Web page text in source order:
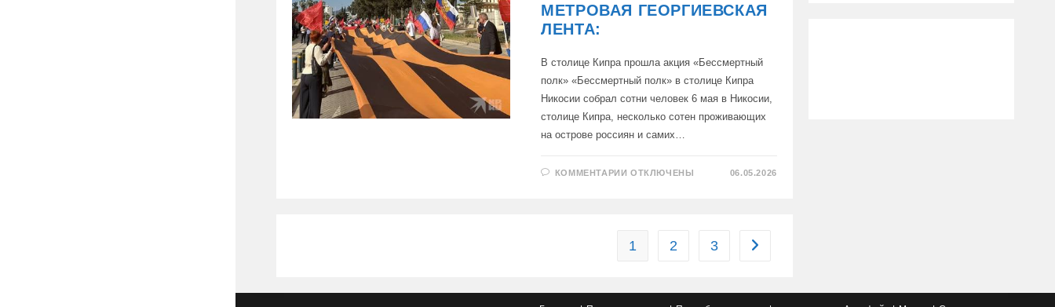
МЕТРОВАЯ ГЕОРГИЕВСКАЯ
ЛЕНТА:
В столице Кипра прошла акция «Бессмертный
полк» «Бессмертный полк» в столице Кипра
Никосии собрал сотни человек 6 мая в Никосии,
столице Кипра, несколько сотен проживающих
на острове россиян и самих…
КОММЕНТАРИИ К
РОССИИ,
24-
И
ОТКЛЮЧЕНЫ 06.05.2026
1 2 3 Перейти на следующую страницу